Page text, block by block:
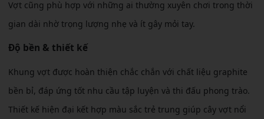
Vợt cũng phù hợp với những ai thường xuyên chơi trong thời
gian dài nhờ trọng lượng nhẹ và ít gây mỏi tay.
Độ bền & thiết kế
Khung vợt được hoàn thiện chắc chắn với chất liệu graphite
bền bỉ, đáp ứng tốt nhu cầu tập luyện và thi đấu phong trào.
Thiết kế hiện đại kết hợp màu sắc trẻ trung giúp cây vợt nổi